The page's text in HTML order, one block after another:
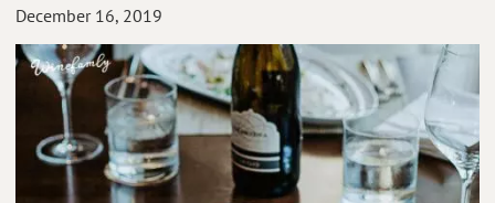
December 16, 2019